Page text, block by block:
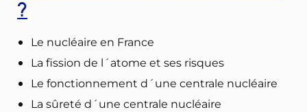
?
Le nucléaire en France
La fission de l´atome et ses risques
Le fonctionnement d´une centrale nucléaire
La sûreté d´une centrale nucléaire